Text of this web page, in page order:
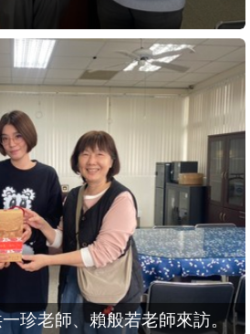
一珍老師、賴般若老師來訪。